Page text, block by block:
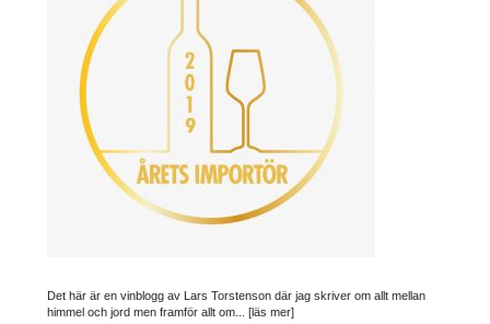
Det här är en vinblogg av Lars Torstenson där jag skriver om allt mellan
himmel och jord men framför allt om... [läs mer]